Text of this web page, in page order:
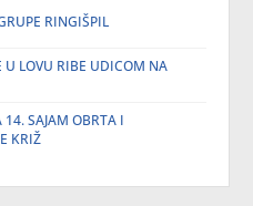
RINGIŠPIL
U LOVU RIBE UDICOM NA
14. SAJAM OBRTA I
KRIŽ